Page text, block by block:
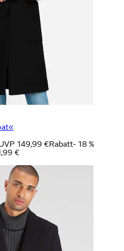
149,99 €Rabatt- 18 %
€